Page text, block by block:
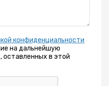
конфиденциальности
на дальнейшую
оставленных в этой